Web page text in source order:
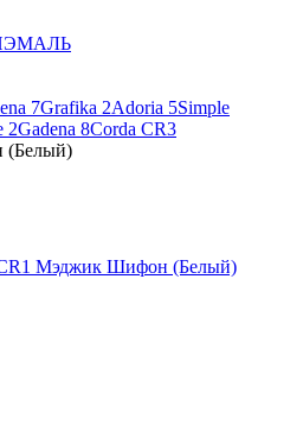
ЭМАЛЬ
7Grafika 2Adoria 5Simple
2Gadena 8Corda CR3
(Белый)
CR1 Мэджик Шифон (Белый)